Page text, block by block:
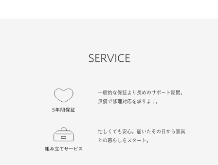
SERVICE
一般的な保証より長めのサポート期間。
無償で修理対応を承ります。
忙しくても安心。届いたその日から家具
との暮らしをスタート。